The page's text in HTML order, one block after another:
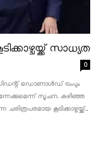
സാധ്യത
0
ഡൊണാൾഡ് ട്രംപും
സൂചന. കഴിഞ്ഞ
കൂടിക്കാഴ്ചയ്ക്ക്...